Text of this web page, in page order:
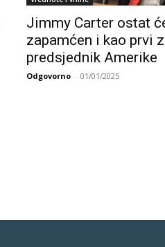
Jimmy Carter ostat
zapamćen i kao prvi
predsjednik Amerike
Odgovorno - 01/01/2025